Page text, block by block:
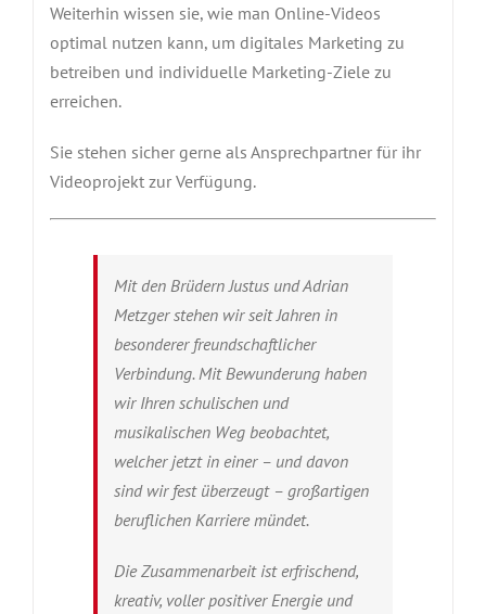
Weiterhin wissen sie, wie man Online-Videos
optimal nutzen kann, um digitales Marketing zu
betreiben und individuelle Marketing-Ziele zu
erreichen.
Sie stehen sicher gerne als Ansprechpartner für ihr
Videoprojekt zur Verfügung.
Mit den Brüdern Justus und Adrian
Metzger stehen wir seit Jahren in
besonderer freundschaftlicher
Verbindung. Mit Bewunderung haben
wir Ihren schulischen und
musikalischen Weg beobachtet,
welcher jetzt in einer – und davon
sind wir fest überzeugt – großartigen
beruflichen Karriere mündet.
Die Zusammenarbeit ist erfrischend,
kreativ, voller positiver Energie und